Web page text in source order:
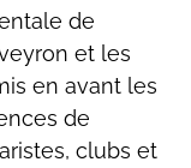
de
et les
en avant les
de
clubs et